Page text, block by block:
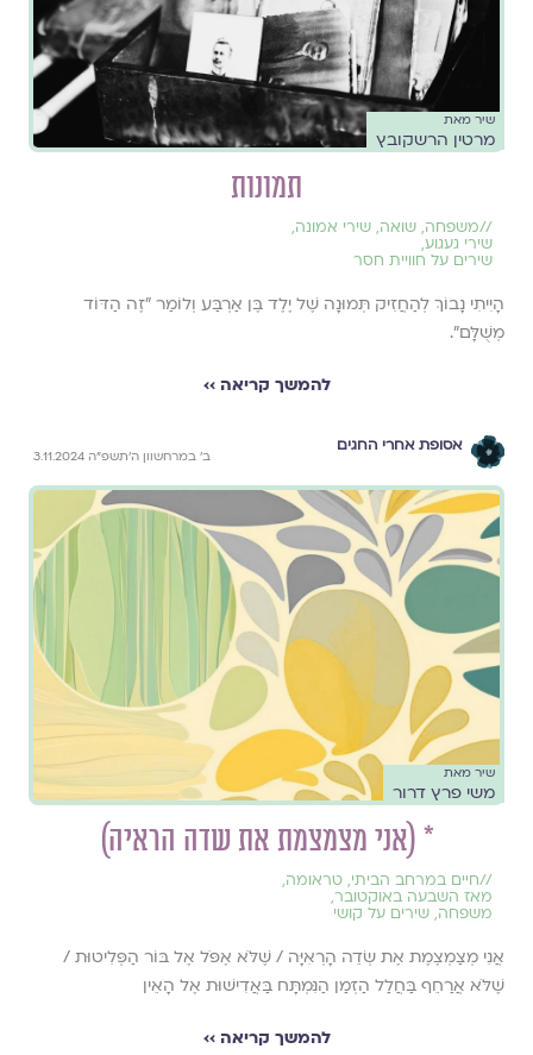
שיר מאת
מרטין הרשקובץ
תמונות
//משפחה, שואה, שירי אמונה,
שירי געגוע,
שירים על חוויית חסר
הָיִיתִי נָבוֹךְ לְהַחֲזִיק תְּמוּנָה שֶׁל יֶלֶד בֶּן אַרְבַּע וְלוֹמַר "זֶה הַדּוֹד
מְשֻׁלָּם".
להמשך קריאה ››
אסופת אחרי החגים
ב׳ במרחשוון ה׳תשפ״ה 3.11.2024
שיר מאת
משי פרץ דרור
* (אני מצמצמת את שדה הראיה)
//חיים במרחב הביתי, טראומה,
מאז השבעה באוקטובר,
משפחה, שירים על קושי
אֲנִי מְצַמְצֶמֶת אֶת שְׂדֵה הָרְאִיָּה / שֶׁלֹּא אֶפֹּל אֶל בּוֹר הַפְּלִיטוּת /
שֶׁלֹּא אֲרַחֵף בַּחֲלַל הַזְּמַן הַנִּמְתָּח בַּאֲדִישׁוּת אֶל הָאֵין
להמשך קריאה ››